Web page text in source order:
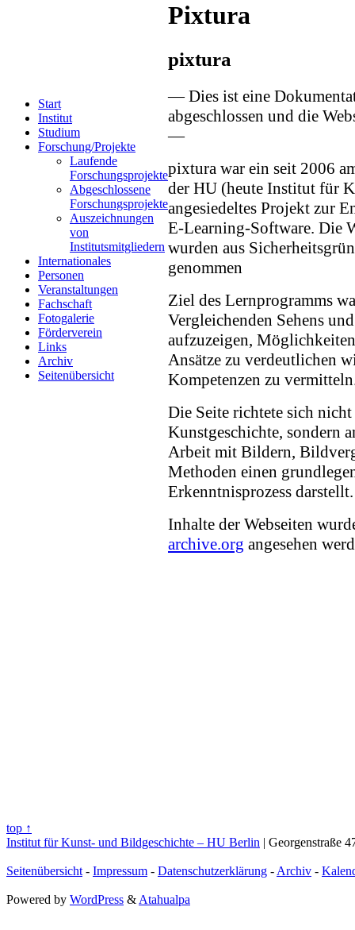
Start
Institut
Studium
Forschung/Projekte
Laufende
Forschungsprojekte
Abgeschlossene
Forschungsprojekte
Auszeichnungen
von
Institutsmitgliedern
Internationales
Personen
Veranstaltungen
Fachschaft
Fotogalerie
Förderverein
Links
Archiv
Seitenübersicht
Pixtura
pixtura
— Dies ist eine
abgeschlossen und die
—
pixtura war ein seit 2006
der HU (heute Institut für
angesiedeltes Projekt zur
E-Learning-Software. Die
wurden aus
genommen
Ziel des Lernprogramms
Vergleichenden Sehens
aufzuzeigen,
Ansätze zu verdeutlichen
Kompetenzen zu
Die Seite richtete sich
Kunstgeschichte, sondern
Arbeit mit Bildern,
Methoden einen
Erkenntnisprozess darstellt.
Inhalte der Webseiten
archive.org angesehen
top ↑
Institut für Kunst- und Bildgeschichte – HU Berlin | Georgenstraße
Seitenübersicht - Impressum - Datenschutzerklärung - Archiv -
Powered by WordPress & Atahualpa